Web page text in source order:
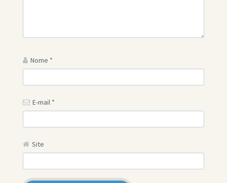
Nome *
E-mail *
Site